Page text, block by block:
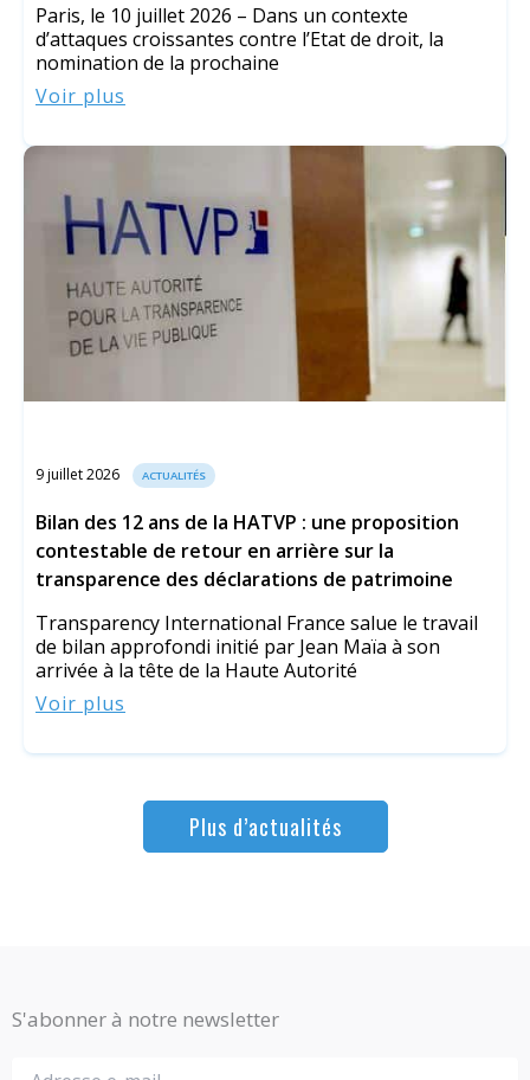
Paris, le 10 juillet 2026 – Dans un contexte
d’attaques croissantes contre l’Etat de droit, la
nomination de la prochaine
Voir plus
9 juillet 2026 ACTUALITÉS
Bilan des 12 ans de la HATVP : une proposition
contestable de retour en arrière sur la
transparence des déclarations de patrimoine
Transparency International France salue le travail
de bilan approfondi initié par Jean Maïa à son
arrivée à la tête de la Haute Autorité
Voir plus
Plus d’actualités
S'abonner à notre newsletter